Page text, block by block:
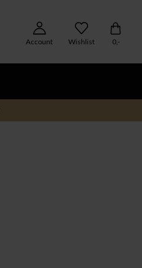
Account Wishlist 0,-